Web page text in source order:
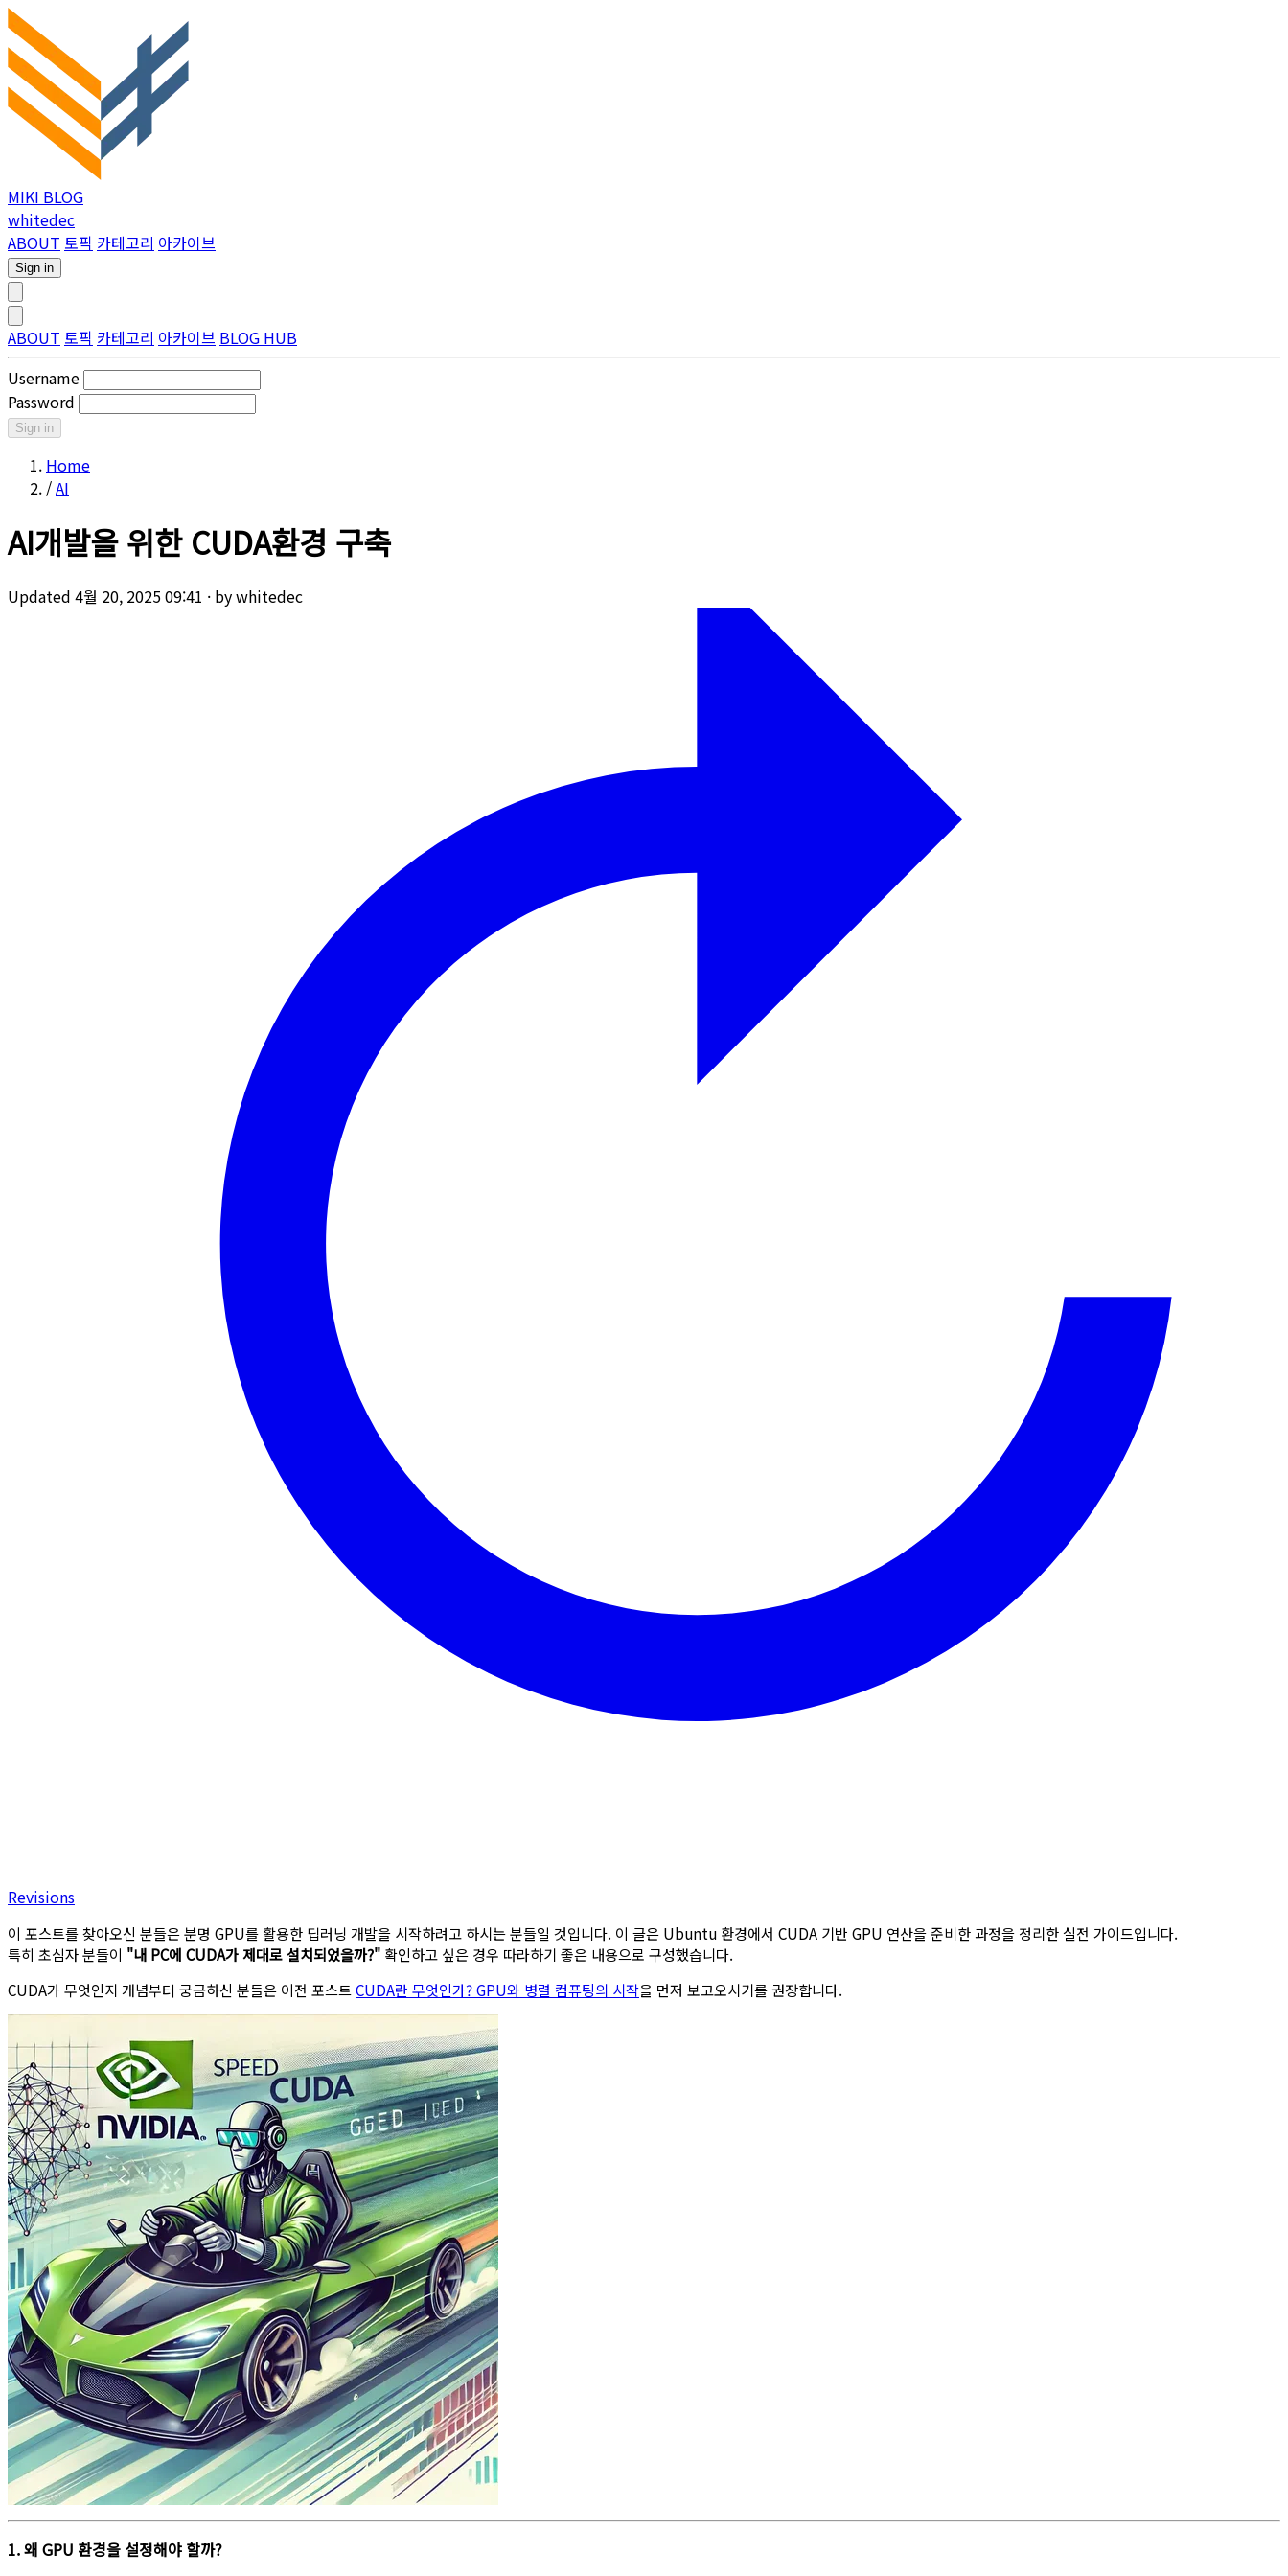
MIKI BLOG
whitedec
ABOUT 토픽 카테고리 아카이브
Sign in
ABOUT 토픽 카테고리 아카이브 BLOG HUB
Username
Password
Sign in
Home
/AI
AI개발을 위한 CUDA환경 구축
Updated 4월 20, 2025 09:41 · by whitedec
Revisions
이 포스트를 찾아오신 분들은 분명 GPU를 활용한 딥러닝 개발을 시작하려고 하시는 분들일 것입니다. 이 글은 Ubuntu 환경에서 CUDA 기반 GPU 연산을 준비한 과정을 정리한 실전 가이드입니다.
특히 초심자 분들이 "내 PC에 CUDA가 제대로 설치되었을까?" 확인하고 싶은 경우 따라하기 좋은 내용으로 구성했습니다.
CUDA가 무엇인지 개념부터 궁금하신 분들은 이전 포스트CUDA란 무엇인가? GPU와 병렬 컴퓨팅의 시작을 먼저 보고오시기를 권장합니다.
1. 왜 GPU 환경을 설정해야 할까?